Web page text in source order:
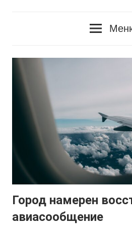
Город намерен
авиасообщение